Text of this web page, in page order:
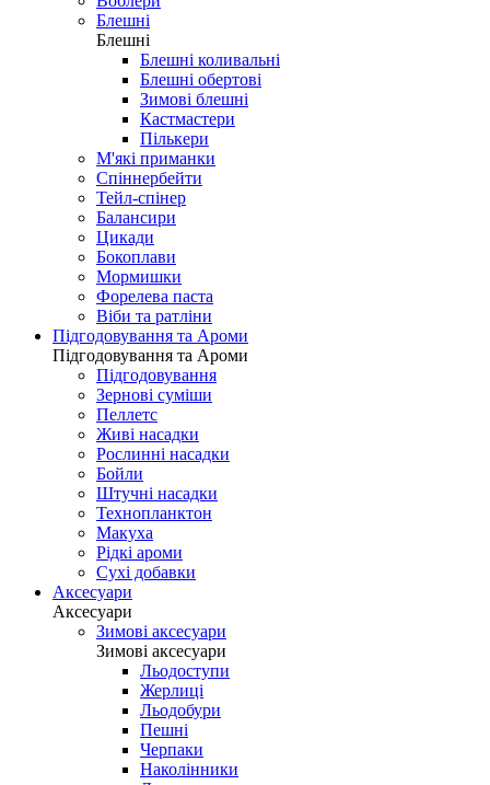
Блешні
Блешні
Блешні коливальні
Блешні обертові
Зимові блешні
Кастмастери
Пількери
М'які приманки
Спіннербейти
Тейл-спінер
Балансири
Цикади
Бокоплави
Мормишки
Форелева паста
Віби та ратліни
Підгодовування та Ароми
Підгодовування та Ароми
Підгодовування
Зернові суміши
Пеллетс
Живі насадки
Рослинні насадки
Бойли
Штучні насадки
Технопланктон
Макуха
Рідкі ароми
Сухі добавки
Аксесуари
Аксесуари
Зимові аксесуари
Зимові аксесуари
Льодоступи
Жерлиці
Льодобури
Пешні
Черпаки
Наколінники